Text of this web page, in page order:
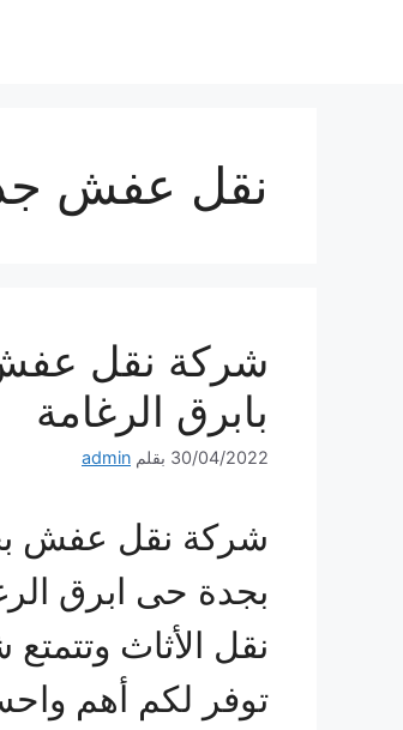
نقل عفش
شركة نقل عفش
بابرق الرغامة
30/04/2022 بقلم admin
شركة نقل عفش
بجدة حى ابرق
نقل الأثاث
توفر لكم أهم